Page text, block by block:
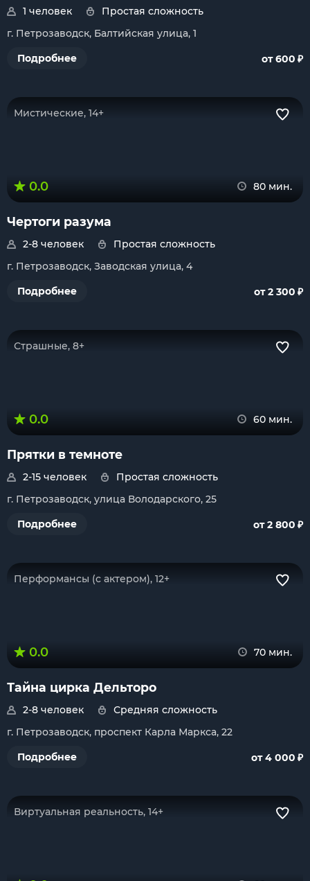
1 человек
Простая сложность
г. Петрозаводск, Балтийская улица, 1
Подробнее
от 600 ₽
Мистические, 14+
0.0 80 мин.
Чертоги разума
2-8 человек
Простая сложность
г. Петрозаводск, Заводская улица, 4
Подробнее
от 2 300 ₽
Страшные, 8+
0.0 60 мин.
Прятки в темноте
2-15 человек
Простая сложность
г. Петрозаводск, улица Володарского, 25
Подробнее
от 2 800 ₽
Перформансы (с актером), 12+
0.0 70 мин.
Тайна цирка Дельторо
2-8 человек
Средняя сложность
г. Петрозаводск, проспект Карла Маркса, 22
Подробнее
от 4 000 ₽
Виртуальная реальность, 14+